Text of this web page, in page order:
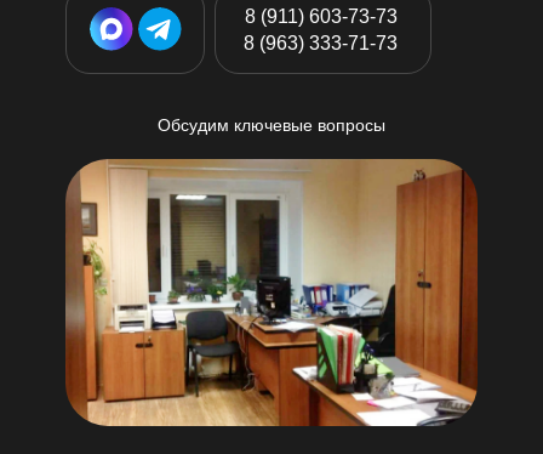
Обсудим ключевые вопросы
8 (911) 603-73-73
8 (963) 333-71-73